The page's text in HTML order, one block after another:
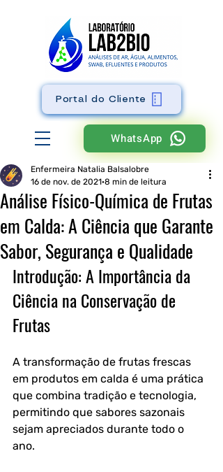
WhatsApp
Portal do Cliente
Análise Físico-Química de Frutas
em Calda: A Ciência que Garante
Sabor, Segurança e Qualidade
Enfermeira Natalia Balsalobre
16 de nov. de 2021 8 min de leitura
Introdução: A Importância da
Ciência na Conservação de
Frutas
A transformação de frutas frescas
em produtos em calda é uma prática
que combina tradição e tecnologia,
permitindo que sabores sazonais
sejam apreciados durante todo o
ano.